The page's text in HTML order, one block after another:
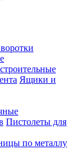
Ящики и
Пистолеты для
по металлу